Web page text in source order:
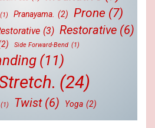
(1) Pranayama. (2) Prone (7)
(3) Restorative (6)
Side Forward-Bend (1)
(11)
(24)
(1) Twist (6) Yoga (2)